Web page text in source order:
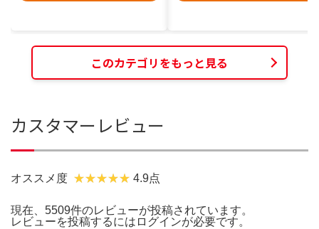
このカテゴリをもっと見る
カスタマーレビュー
オススメ度 4.9点
現在、5509件のレビューが投稿されています。
レビューを投稿するには ログインが必要です。